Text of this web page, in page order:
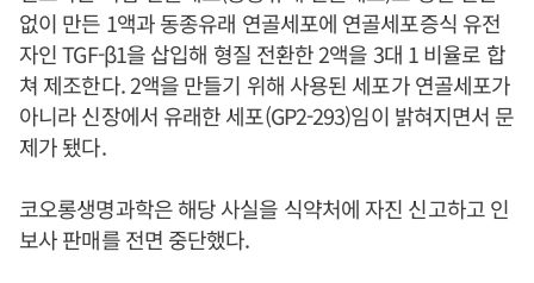
없이 만든 1액과 동종유래 연골세포에 연골세포증식 유전
자인 TGF-β1을 삽입해 형질 전환한 2액을 3대 1 비율로 합
쳐 제조한다. 2액을 만들기 위해 사용된 세포가 연골세포가
아니라 신장에서 유래한 세포(GP2-293)임이 밝혀지면서 문
제가 됐다.
코오롱생명과학은 해당 사실을 식약처에 자진 신고하고 인
보사 판매를 전면 중단했다.